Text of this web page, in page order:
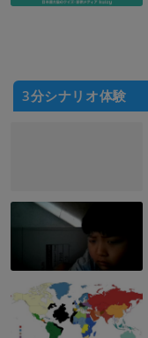
3分シナリオ体験